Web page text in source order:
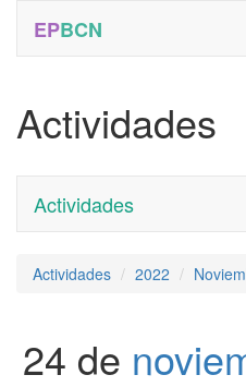
EPBCN
Actividades
Actividades
Actividades 2022
24 de